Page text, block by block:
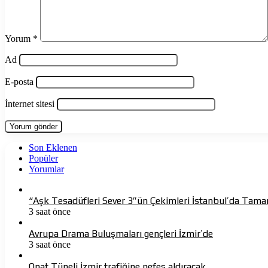
Yorum *
Ad
E-posta
İnternet sitesi
Son Eklenen
Popüler
Yorumlar
“Aşk Tesadüfleri Sever 3″ün Çekimleri İstanbul’da
3 saat önce
Avrupa Drama Buluşmaları gençleri İzmir’de
3 saat önce